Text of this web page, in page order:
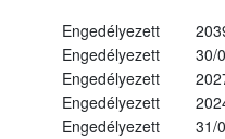
Engedélyezett
Engedélyezett
30/
Engedélyezett
Engedélyezett
Engedélyezett 31/